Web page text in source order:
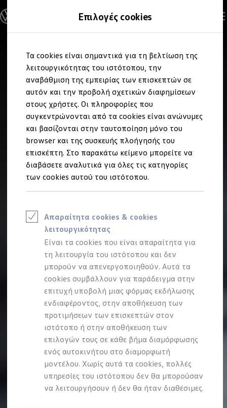
Επιλογές cookies
Τα cookies είναι σημαντικά για τη βελτίωση της
λειτουργικότητας του ιστότοπου, την
αναβάθμιση της εμπειρίας των επισκεπτών σε
αυτόν και την προβολή σχετικών διαφημίσεων
στους χρήστες. Οι πληροφορίες που
συγκεντρώνονται από τα cookies είναι ανώνυμες
και βασίζονται στην ταυτοποίηση μόνο του
browser και της συσκευής πλοήγησής του
επισκέπτη. Στο παρακάτω κείμενο μπορείτε να
διαβάσετε αναλυτικά για όλες τις κατηγορίες
των cookies αυτού του ιστότοπου.
Απαραίτητα cookies & cookies
λειτουργικότητας
Είναι τα cookies που είναι απαραίτητα για
τη λειτουργία του ιστότοπου και δεν
μπορούν να απενεργοποιηθούν. Αυτά τα
cookies συμβάλλουν για παράδειγμα στην
επιτυχή υποβολή μιας φόρμας εκδήλωσης
ενδιαφέροντος, στην αποθήκευση των
προτιμήσεων των επισκεπτών στον
ιστότοπο ή στην αποθήκευση των
επιλογών τους σε κάθε βήμα διαμόρφωσης
ενός αυτοκινήτου στο διαμορφωτή
μοντέλου. Χωρίς αυτά τα cookies, πολλές
υπηρεσίες του ιστότοπου δεν θα μπορούσαν
να λειτουργήσουν ή δεν θα ήταν διαθέσιμες.
στο
περιεχόμενο
στο
footer
Ανακαλύψτε τα Μοντέλα
Διαμορφώστε το Volkswagen σας
Επαγγελματικά Οχήματα Volkswagen
Ηλεκτρικά & eHybrid μοντέλα
Ηλεκτρικά μοντέλα
ID.3 Neo
Νέο ID. Polo
ID.4
ID.4 GTX
ID.5
ID.5 GTX
ID.7
ID.7 GTX
ID. Buzz
ID. Buzz Cargo
ID. CROSS
eHybrid μοντέλα
Golf GTE
Νέο Tayron ehybrid
e-Tools για ηλεκτρικά αυτοκίνητα
Προσομοιωτής αυτονομίας
Προσομοιωτής χρόνου φόρτισης
Προσομοιωτής κόστους φόρτισης
ID. Ενημερώσεις λογισμικού
We Charge - Υπηρεσία Φόρτισης
Εύρεση δημόσιων σημείων φόρτισης
ID. Charger
Ενημέρωση ID.
Πλατφόρμα MEB
Μύθοι & Αλήθειες για την ηλεκτροκίνηση
Πού μπορώ να φορτίσω;
Πόσο μακριά μπορώ να φτάσω;
Πώς μπορώ να πληρώσω;
Πώς μπορώ να φορτίσω;
Η αντλία θερμότητας στα ID.
Η λειτουργία ανάκτησης ενέργειας κατά την
Το σύστημα πέδησης στα ID.
Διαθέσιμα νέα και μεταχειρισμένα αυτοκίνητα
Διαθέσιμα νέα αυτοκίνητα